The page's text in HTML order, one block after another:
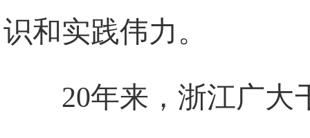
识和实践伟力。
20年来，浙江广大